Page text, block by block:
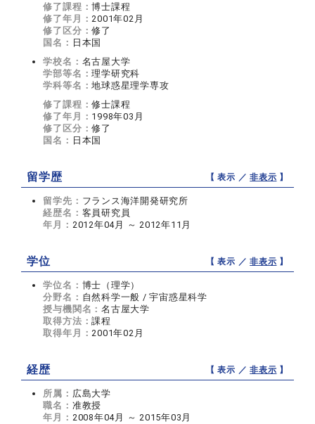
修了課程：博士課程
修了年月：2001年02月
修了区分：修了
国名： 日本国
学校名： 名古屋大学
学部等名：理学研究科
学科等名：地球惑星理学専攻
修了課程：修士課程
修了年月： 1998年03月
修了区分：修了
国名： 日本国
留学歴 【 表示 ／非表示 】
留学先： フランス海洋開発研究所
経歴名： 客員研究員
年月： 2012年04月 ～ 2012年11月
学位 【 表示 ／非表示 】
学位名： 博士（理学）
分野名： 自然科学一般 / 宇宙惑星科学
授与機関名：名古屋大学
取得方法：課程
取得年月：2001年02月
経歴 【 表示 ／非表示 】
所属： 広島大学
職名： 准教授
年月： 2008年04月 ～ 2015年03月